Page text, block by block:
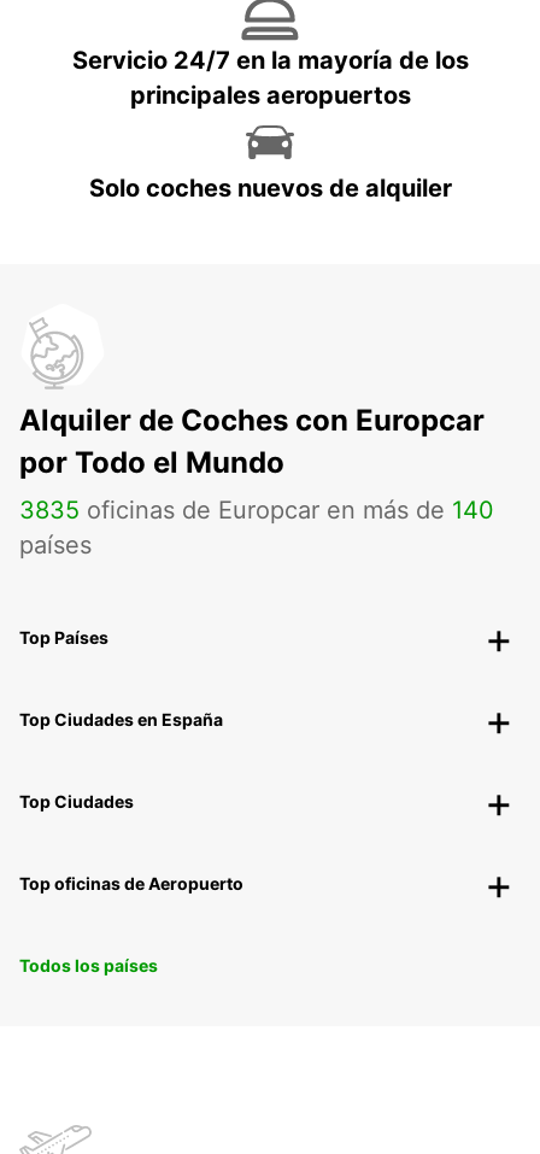
Servicio 24/7 en la mayoría de los
principales aeropuertos
Solo coches nuevos de alquiler
Alquiler de Coches con Europcar
por Todo el Mundo
3835 oficinas de Europcar en más de 140
países
Top Países
Top Ciudades en España
Top Ciudades
Top oficinas de Aeropuerto
Todos los países